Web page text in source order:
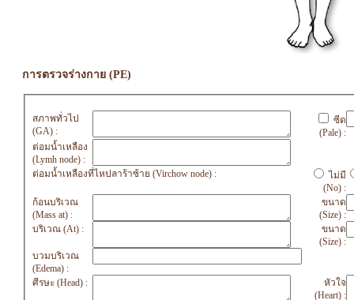
การตรวจร่างกาย (PE)
สภาพทั่วไป
(GA) :
ซีด
(Pale) :
ต่อมน้ำเหลือง
(Lymh node) :
ต่อมน้ำเหลืองที่ไหปลาร้าซ้าย (Virchow node) :
ไม่มี
(No) :
ก้อนบริเวณ
(Mass at) :
ขนาด
(Size) :
บริเวณ (At) :
ขนาด
(Size) :
บวมบริเวณ
(Edema) :
ศีรษะ (Head) :
หัวใจ
(Heart) :